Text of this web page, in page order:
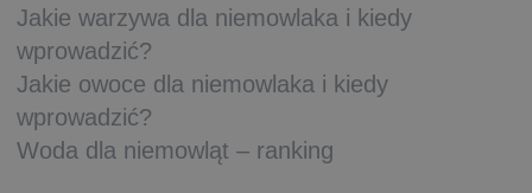
Jakie warzywa dla niemowlaka i kiedy
wprowadzić?
Jakie owoce dla niemowlaka i kiedy
wprowadzić?
Woda dla niemowląt – ranking